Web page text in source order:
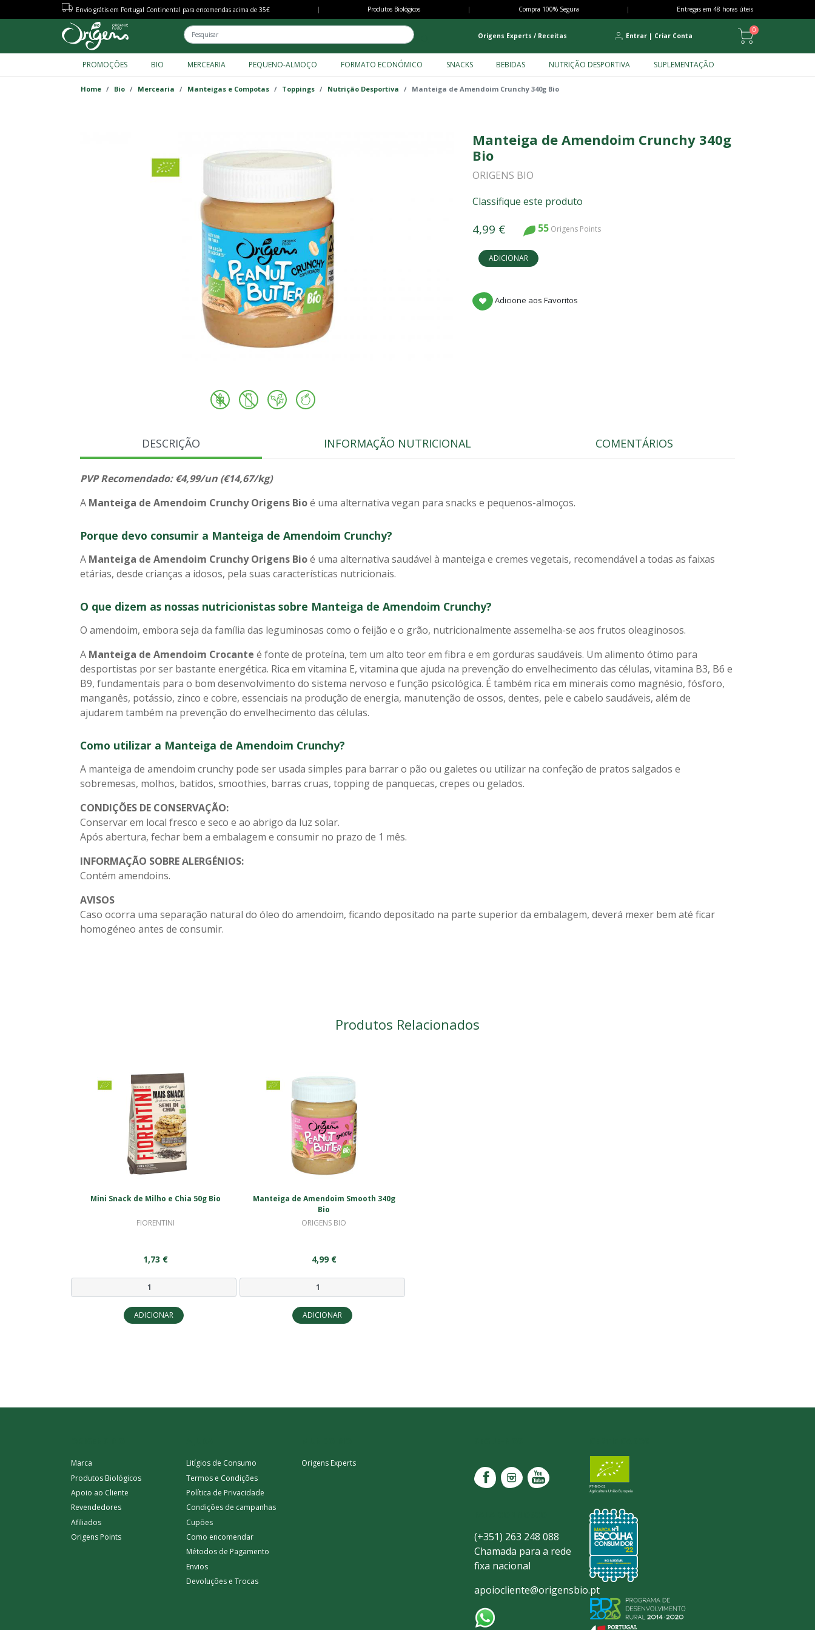
Passar
para
o
conteúdo
principal
Envio grátis em Portugal Continental para encomendas acima de 35€ | Produtos Biológicos | Compra 100% Segura | Entregas em 48 horas úteis
Origens Experts / Receitas Entrar | Criar Conta
0
FACET MENU TAXONOMY
PROMOÇÕES BIO MERCEARIA PEQUENO-ALMOÇO FORMATO ECONÓMICO SNACKS BEBIDAS NUTRIÇÃO DESPORTIVA SUPLEMENTAÇÃO
Home Bio Mercearia Manteigas e Compotas Toppings Nutrição Desportiva Manteiga de Amendoim Crunchy 340g Bio
Manteiga de Amendoim Crunchy 340g
Bio
ORIGENS BIO
Classifique este produto
4,99 € 55 Origens Points
ADICIONAR
Adicione aos Favoritos
DESCRIÇÃO INFORMAÇÃO NUTRICIONAL COMENTÁRIOS
PVP Recomendado: €4,99/un (€14,67/kg)
A Manteiga de Amendoim CrunchyOrigens Bioé uma alternativa vegan para snacks e pequenos-almoços.
Porque devo consumir a Manteiga de Amendoim Crunchy?
A Manteiga de Amendoim Crunchy Origens Bioé uma alternativa saudável à manteiga e cremes vegetais, recomendável a todas as faixas
etárias, desde crianças a idosos, pela suas características nutricionais.
O que dizem as nossas nutricionistas sobre Manteiga de Amendoim Crunchy?
O amendoim, embora seja da família das leguminosas como o feijão e o grão, nutricionalmente assemelha-se aos frutos oleaginosos.
A Manteiga de Amendoim Crocante é fonte de proteína, tem um alto teor em fibra e em gorduras saudáveis. Um alimento ótimo para
desportistas por ser bastante energética. Rica em vitamina E, vitamina que ajuda na prevenção do envelhecimento das células, vitamina B3, B6 e
B9, fundamentais para o bom desenvolvimento do sistema nervoso e função psicológica. É também rica em minerais como magnésio, fósforo,
manganês, potássio, zinco e cobre, essenciais na produção de energia, manutenção de ossos, dentes, pele e cabelo saudáveis, além de
ajudarem também na prevenção do envelhecimento das células.
Como utilizar a Manteiga de Amendoim Crunchy?
A manteiga de amendoim crunchy pode ser usada simples para barrar o pão ou galetes ou utilizar na confeção de pratos salgados e
sobremesas, molhos, batidos, smoothies, barras cruas, topping de panquecas, crepes ou gelados.
CONDIÇÕES DE CONSERVAÇÃO:
Conservar em local fresco e seco e ao abrigo da luz solar.
Após abertura, fechar bem a embalagem e consumir no prazo de 1 mês.
INFORMAÇÃO SOBRE ALERGÉNIOS:
Contém amendoins.
AVISOS
Caso ocorra uma separação natural do óleo do amendoim, ficando depositado na parte superior da embalagem, deverá mexer bem até ficar
homogéneo antes de consumir.
Produtos Relacionados
Mini Snack de Milho e Chia 50g Bio
FIORENTINI
1,73 €
ADICIONAR
Manteiga de Amendoim Smooth 340g
Bio
ORIGENS BIO
4,99 €
ADICIONAR
Marca
Produtos Biológicos
Apoio ao Cliente
Revendedores
Afiliados
Origens Points
Litígios de Consumo
Termos e Condições
Política de Privacidade
Condições de campanhas
Cupões
Como encomendar
Métodos de Pagamento
Envios
Devoluções e Trocas
Origens Experts
(+351) 263 248 088
Chamada para a rede
fixa nacional
apoiocliente@origensbio.pt